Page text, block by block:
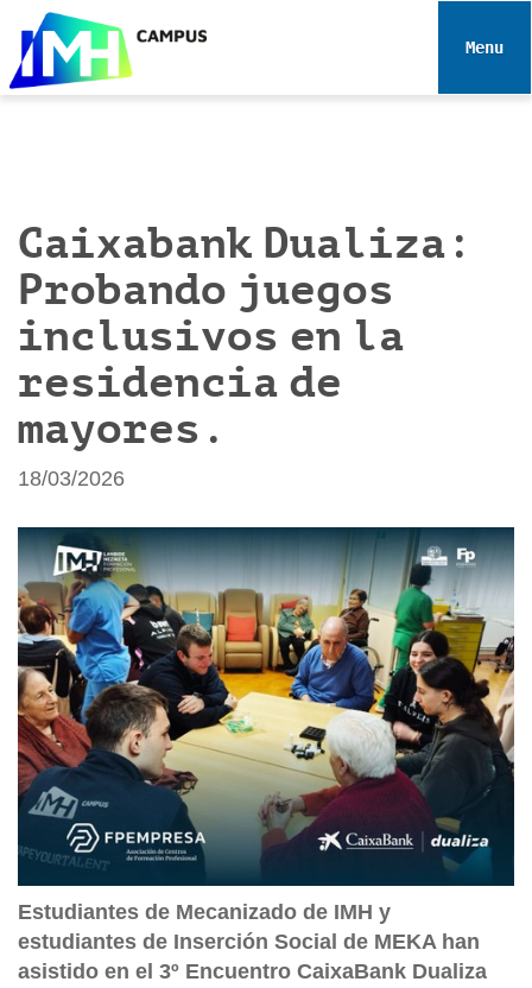
e
Toggle
Caixabank Dualiza:
Probando juegos
inclusivos en la
residencia de
mayores.
18/03/2026
Estudiantes de Mecanizado de IMH y
estudiantes de Inserción Social de MEKA han
asistido en el 3º Encuentro CaixaBank Dualiza